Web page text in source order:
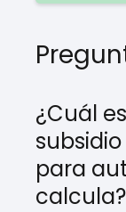
¿Cuál
para
calcula?